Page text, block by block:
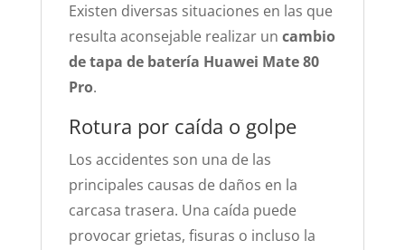
Existen diversas situaciones en las que
resulta aconsejable realizar un cambio
de tapa de batería Huawei Mate 80
Pro.
Rotura por caída o golpe
Los accidentes son una de las
principales causas de daños en la
carcasa trasera. Una caída puede
provocar grietas, fisuras o incluso la